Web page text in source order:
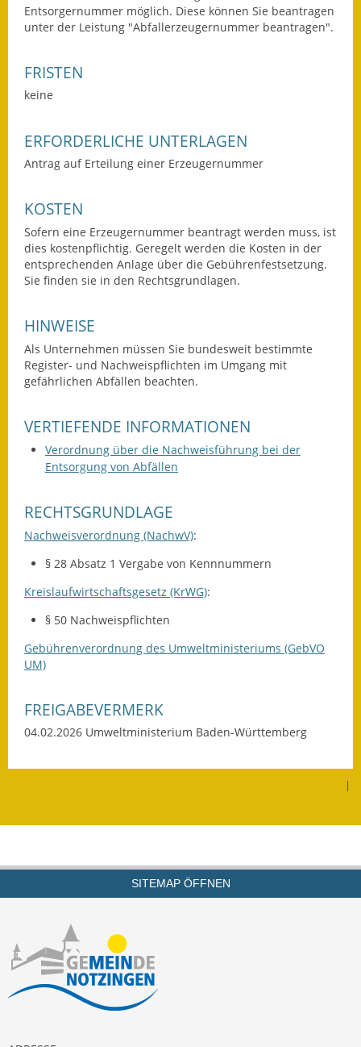
Buslinie 168
Beratungsstellen im
Landkreis
Dienstleistungen
Fundbehörde
Gemeinderat
Sitzungsberichte 2015
Sitzungsberichte 2016
Sitzungsberichte 2019
Sitzungsberichte 2020
Gemeindeverwaltung
Getrennte
Haushaltspläne
Wasserversorgung
Entsorgernummer möglich. Diese können Sie beantragen
unter der Leistung "Abfallerzeugernummer beantragen".
FRISTEN
keine
ERFORDERLICHE UNTERLAGEN
Antrag auf Erteilung einer Erzeugernummer
KOSTEN
Sofern eine Erzeugernummer beantragt werden muss, ist
dies kostenpflichtig. Geregelt werden die Kosten in der
entsprechenden Anlage über die Gebührenfestsetzung.
Sie finden sie in den Rechtsgrundlagen.
HINWEISE
Als Unternehmen müssen Sie bundesweit bestimmte
Register- und Nachweispflichten im Umgang mit
gefährlichen Abfällen beachten.
VERTIEFENDE INFORMATIONEN
Verordnung über die Nachweisführung bei der
Entsorgung von Abfällen
RECHTSGRUNDLAGE
Nachweisverordnung (NachwV):
§ 28 Absatz 1 Vergabe von Kennnummern
Kreislaufwirtschaftsgesetz (KrWG):
§ 50 Nachweispflichten
Gebührenverordnung des Umweltministeriums (GebVO
UM)
FREIGABEVERMERK
04.02.2026 Umweltministerium Baden-Württemberg
|
SITEMAP ÖFFNEN